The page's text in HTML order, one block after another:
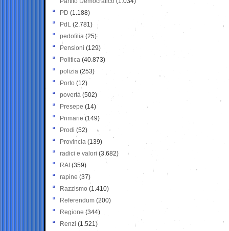
PD (1.188)
PdL (2.781)
pedofilia (25)
Pensioni (129)
Politica (40.873)
polizia (253)
Porto (12)
povertà (502)
Presepe (14)
Primarie (149)
Prodi (52)
Provincia (139)
radici e valori (3.682)
RAI (359)
rapine (37)
Razzismo (1.410)
Referendum (200)
Regione (344)
Renzi (1.521)